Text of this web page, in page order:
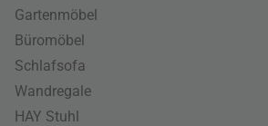
Gartenmöbel
Büromöbel
Schlafsofa
Wandregale
HAY Stuhl